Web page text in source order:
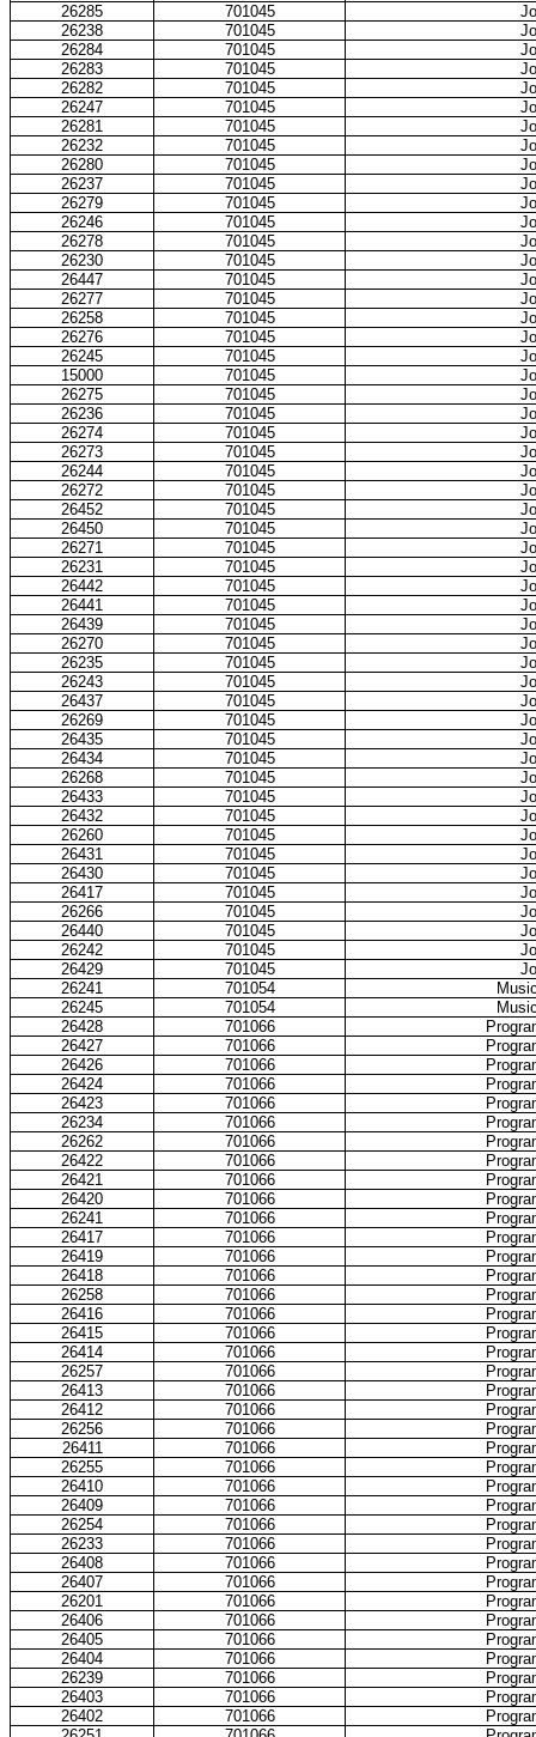
26285
701045
26238
701045
26284
701045
26283
701045
26282
701045
26247
701045
26281
701045
26232
701045
26280
701045
26237
701045
26279
701045
26246
701045
26278
701045
26230
701045
26447
701045
26277
701045
26258
701045
26276
701045
26245
701045
15000
701045
26275
701045
26236
701045
26274
701045
26273
701045
26244
701045
26272
701045
26452
701045
26450
701045
26271
701045
26231
701045
26442
701045
26441
701045
26439
701045
26270
701045
26235
701045
26243
701045
26437
701045
26269
701045
26435
701045
26434
701045
26268
701045
26433
701045
26432
701045
26260
701045
26431
701045
26430
701045
26417
701045
26266
701045
26440
701045
26242
701045
26429
701045
26241
701054
26245
701054
26428
701066
26427
701066
26426
701066
26424
701066
26423
701066
26234
701066
26262
701066
26422
701066
26421
701066
26420
701066
26241
701066
26417
701066
26419
701066
26418
701066
26258
701066
26416
701066
26415
701066
26414
701066
26257
701066
26413
701066
26412
701066
26256
701066
26411
701066
26255
701066
26410
701066
26409
701066
26254
701066
26233
701066
26408
701066
26407
701066
26201
701066
26406
701066
26405
701066
26404
701066
26239
701066
26403
701066
26402
701066